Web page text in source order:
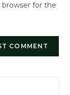
browser for the